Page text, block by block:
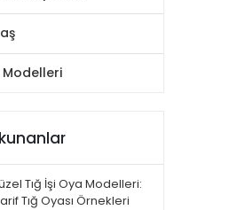
Modelleri
Tığ İşi Oya Modelleri:
Tığ Oyası Örnekleri